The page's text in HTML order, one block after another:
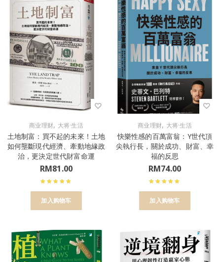
商业理财, 大将·生活
土地制富：買不起的未來！土地
如何壟斷現代經濟、牽動地緣政
治，更決定世代財富命運
RM81.00
加入购物车
商业理财, 大将·生活
快樂性感的百萬富翁：Y世代頂
尖執行長，關於成功、財富、幸
福的反思
RM74.00
加入购物车